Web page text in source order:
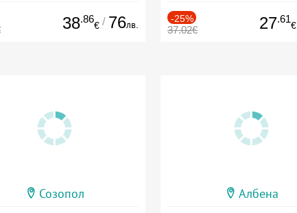
38.86
€ / 76лв.
-25%
37.02€ 27.61
€
Созопол Албена